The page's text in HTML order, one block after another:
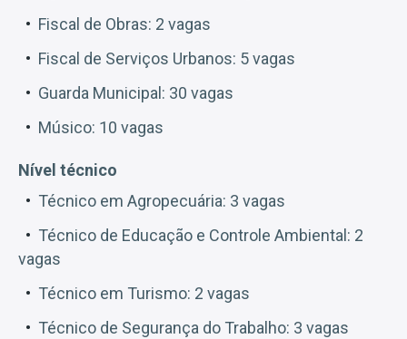
Fiscal de Obras: 2 vagas
Fiscal de Serviços Urbanos: 5 vagas
Guarda Municipal: 30 vagas
Músico: 10 vagas
Nível técnico
Técnico em Agropecuária: 3 vagas
Técnico de Educação e Controle Ambiental: 2
vagas
Técnico em Turismo: 2 vagas
Técnico de Segurança do Trabalho: 3 vagas